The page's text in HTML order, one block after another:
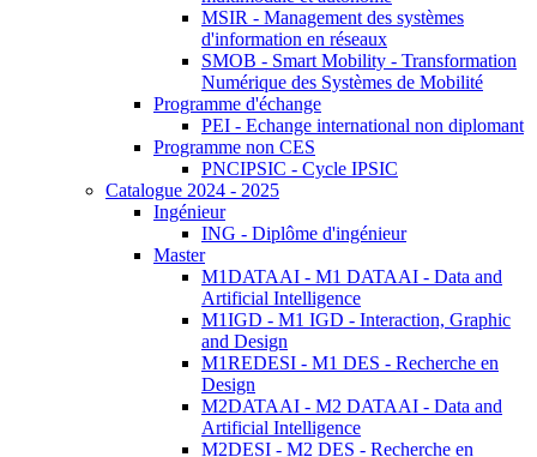
MSIR - Management des systèmes
d'information en réseaux
SMOB - Smart Mobility - Transformation
Numérique des Systèmes de Mobilité
Programme d'échange
PEI - Echange international non diplomant
Programme non CES
PNCIPSIC - Cycle IPSIC
Catalogue 2024 - 2025
Ingénieur
ING - Diplôme d'ingénieur
Master
M1DATAAI - M1 DATAAI - Data and
Artificial Intelligence
M1IGD - M1 IGD - Interaction, Graphic
and Design
M1REDESI - M1 DES - Recherche en
Design
M2DATAAI - M2 DATAAI - Data and
Artificial Intelligence
M2DESI - M2 DES - Recherche en